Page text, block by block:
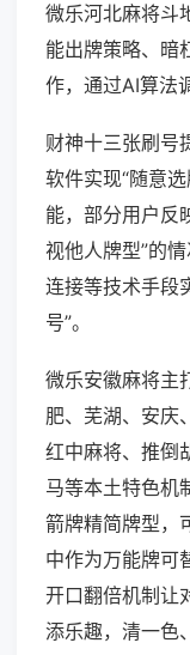
微乐河北麻将斗
能出牌策略、暗
作，通过AI算法
财神十三张刷号
软件实现“随意选
能，部分用户反
视他人牌型”的
连接等技术手段
号”。
微乐安徽麻将主
肥、芜湖、安庆
红中麻将、推倒
马等本土特色机
箭牌精简牌型，
中作为万能牌可
开口翻倍机制让
添乐趣，清一色